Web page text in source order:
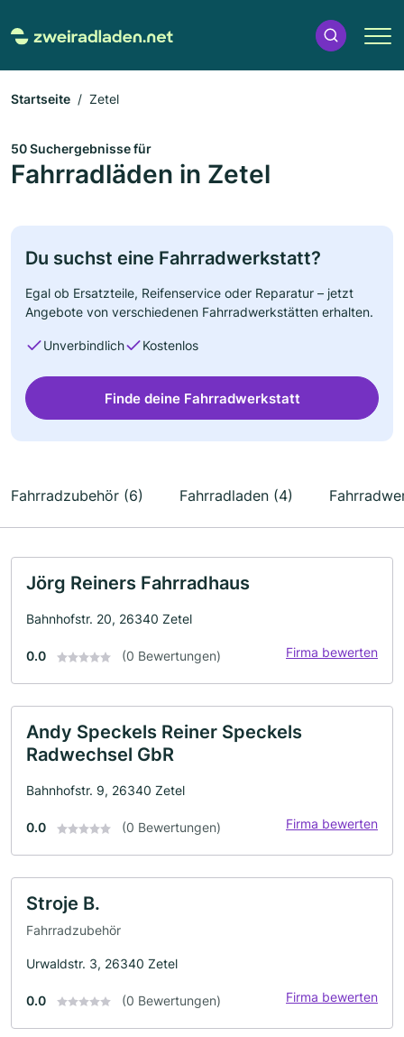
Startseite Zetel
50 Suchergebnisse für
Fahrradläden in Zetel
Du suchst eine Fahrradwerkstatt?
Egal ob Ersatzteile, Reifenservice oder Reparatur – jetzt
Angebote von verschiedenen Fahrradwerkstätten erhalten.
Unverbindlich Kostenlos
Finde deine Fahrradwerkstatt
Fahrradzubehör (6) Fahrradladen (4)
Jörg Reiners Fahrradhaus
Bahnhofstr. 20, 26340 Zetel
0.0 (0 Bewertungen) Firma bewerten
Andy Speckels Reiner Speckels
Radwechsel GbR
Bahnhofstr. 9, 26340 Zetel
0.0 (0 Bewertungen) Firma bewerten
Stroje B.
Fahrradzubehör
Urwaldstr. 3, 26340 Zetel
0.0 (0 Bewertungen) Firma bewerten